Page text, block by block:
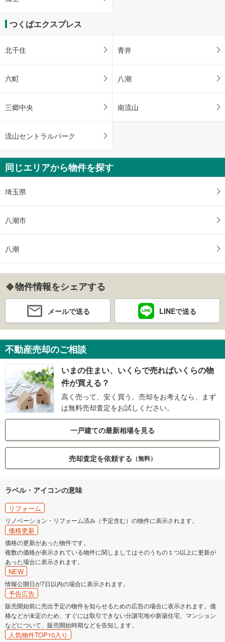
つくばエクスプレス
北千住 青井
六町 八潮
三郷中央 南流山
流山セントラルパーク
同じエリアから物件を探す
埼玉県
八潮市
八潮
物件情報をシェアする
メールで送る LINEで送る
不動産売却のご相談
いまの住まい、いくらで売ればいくらの物
件が買える？
高く売って、安く買う。売却をお考えなら、まず
は無料売却査定をお試しください。
一戸建ての最新相場を見る
売却査定を依頼する （無料）
ラベル・アイコンの意味
リフォーム
リノベーション・リフォーム済み（予定含む）の物件に表示されます。
価格更新
価格の更新があった物件です。
複数の価格が表示されている物件に関しましてはそのうちの１つ以上に更新が
あった場合に表示されます。
NEW
情報公開日が7日以内の場合に表示されます。
予告広告
販売開始前に売出予定の物件を知らせるための広告の場合に表示されます。価
格などが未定のため、すぐには取引できない分譲宅地や新築住宅、マンション
などについて、販売開始時期などを告知します。
人気物件TOP10入り